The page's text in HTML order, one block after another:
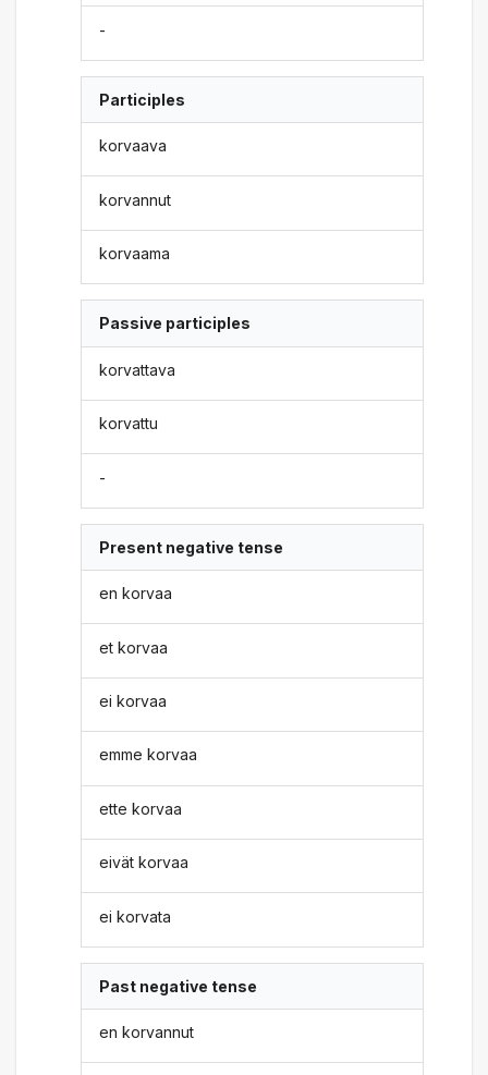
-
Participles
korvaava
korvannut
korvaama
Passive participles
korvattava
korvattu
-
Present negative tense
en korvaa
et korvaa
ei korvaa
emme korvaa
ette korvaa
eivät korvaa
ei korvata
Past negative tense
en korvannut